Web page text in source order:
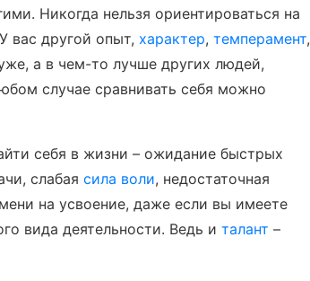
Никогда нельзя ориентироваться на
вас другой опыт, характер, темперамент,
а в чем-то лучше других людей,
случае сравнивать себя можно
себя в жизни – ожидание быстрых
слабая сила воли, недостаточная
на усвоение, даже если вы имеете
вида деятельности. Ведь и талант –